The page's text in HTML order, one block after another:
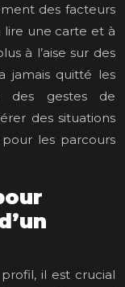
des facteurs
une carte et à
à l’aise sur des
jamais quitté les
des gestes de
des situations
les parcours
il est crucial